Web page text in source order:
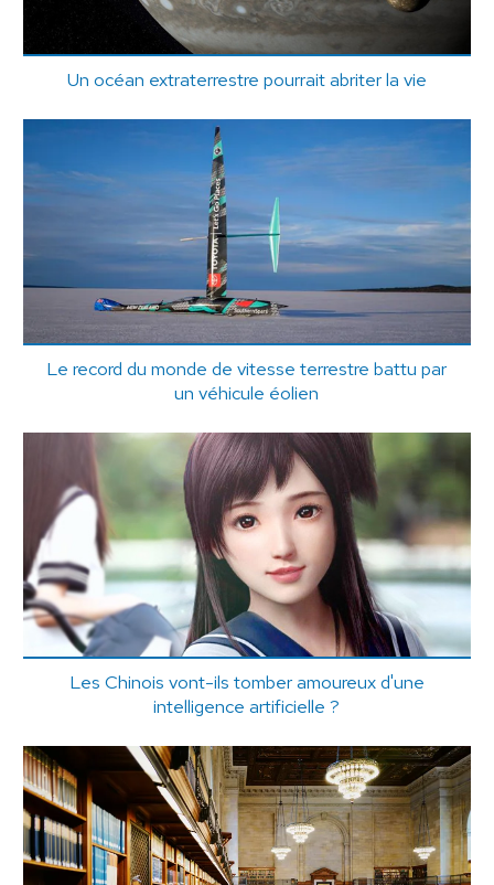
Un océan extraterrestre pourrait abriter la vie
Le record du monde de vitesse terrestre battu par
un véhicule éolien
Les Chinois vont-ils tomber amoureux d'une
intelligence artificielle ?